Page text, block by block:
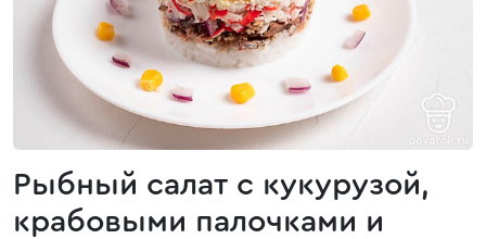
Рыбный салат с кукурузой,
крабовыми палочками и